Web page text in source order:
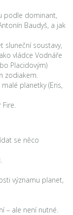
podle dominant,
Baudyš, a jak
sluneční soustavy,
vládce Vodnáře
Placidovým)
zodiakem.
planetky (Eris,
se něco
významu planet,
– ale není nutné.